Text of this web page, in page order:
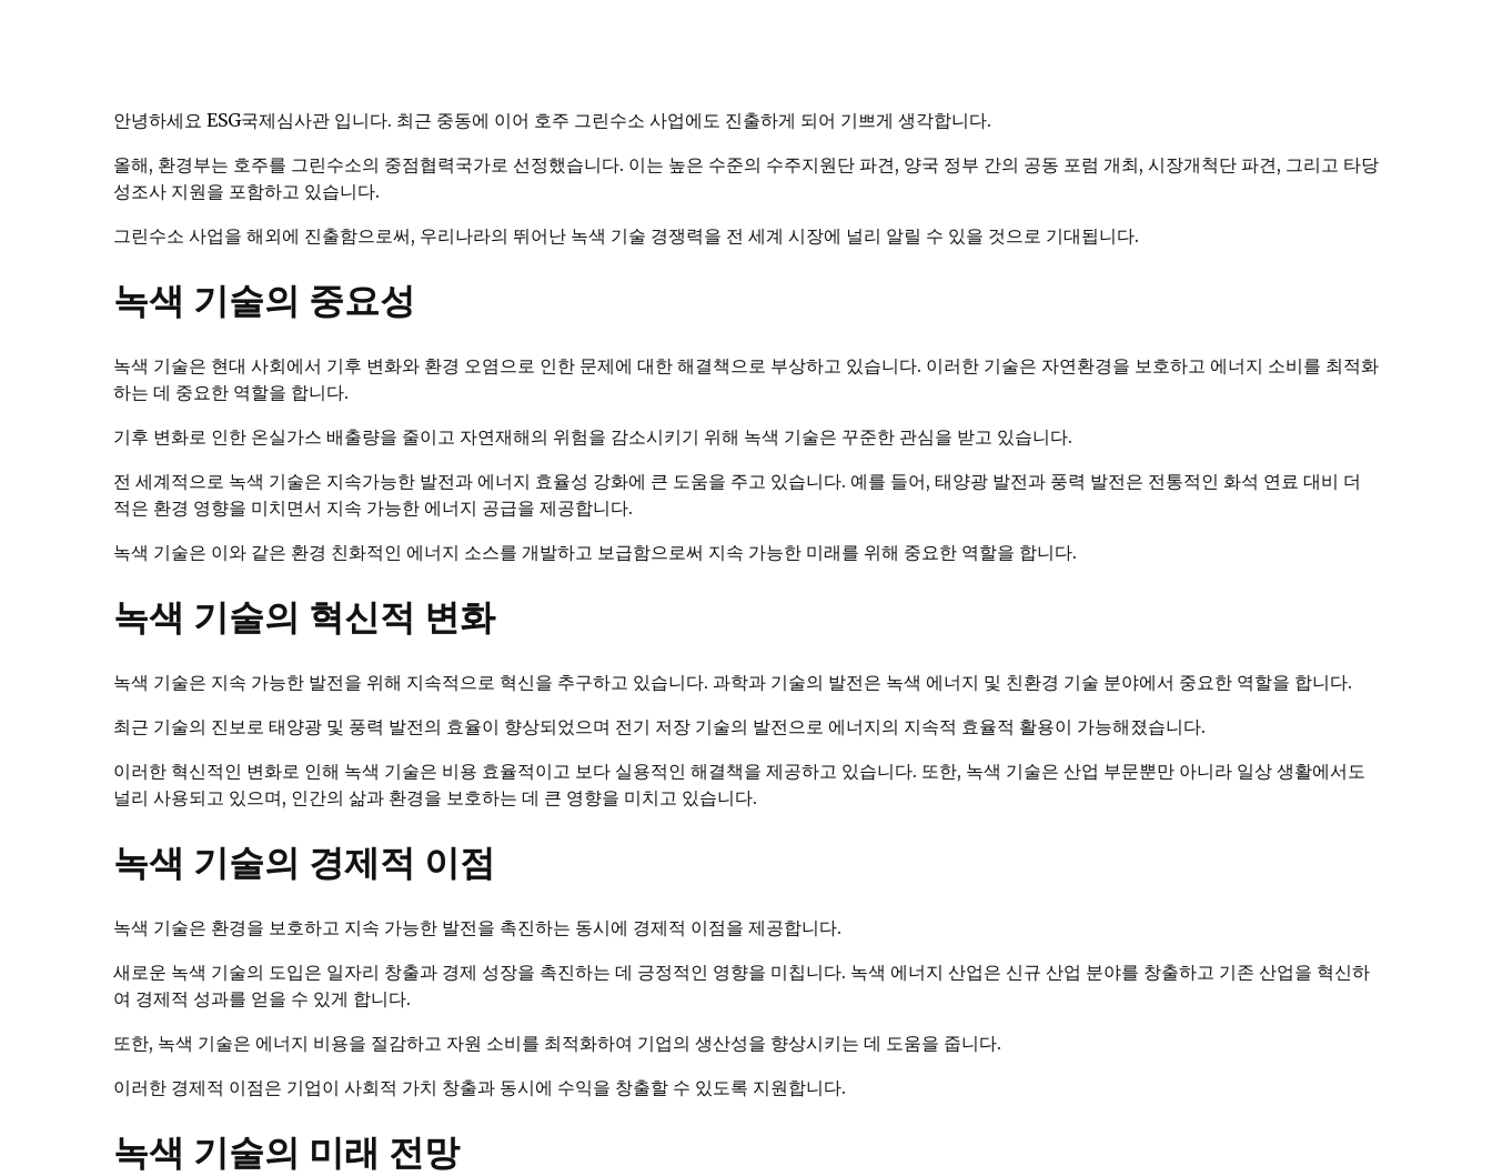
안녕하세요 ESG국제심사관 입니다. 최근 중동에 이어 호주 그린수소 사업에도 진출하게 되어 기쁘게 생각합니다.
올해, 환경부는 호주를 그린수소의 중점협력국가로 선정했습니다. 이는 높은 수준의 수주지원단 파견, 양국 정부 간의 공동 포럼 개최, 시장개척단 파견, 그리고 타당
성조사 지원을 포함하고 있습니다.
그린수소 사업을 해외에 진출함으로써, 우리나라의 뛰어난 녹색 기술 경쟁력을 전 세계 시장에 널리 알릴 수 있을 것으로 기대됩니다.
녹색 기술의 중요성
녹색 기술은 현대 사회에서 기후 변화와 환경 오염으로 인한 문제에 대한 해결책으로 부상하고 있습니다. 이러한 기술은 자연환경을 보호하고 에너지 소비를 최적화
하는 데 중요한 역할을 합니다.
기후 변화로 인한 온실가스 배출량을 줄이고 자연재해의 위험을 감소시키기 위해 녹색 기술은 꾸준한 관심을 받고 있습니다.
전 세계적으로 녹색 기술은 지속가능한 발전과 에너지 효율성 강화에 큰 도움을 주고 있습니다. 예를 들어, 태양광 발전과 풍력 발전은 전통적인 화석 연료 대비 더
적은 환경 영향을 미치면서 지속 가능한 에너지 공급을 제공합니다.
녹색 기술은 이와 같은 환경 친화적인 에너지 소스를 개발하고 보급함으로써 지속 가능한 미래를 위해 중요한 역할을 합니다.
녹색 기술의 혁신적 변화
녹색 기술은 지속 가능한 발전을 위해 지속적으로 혁신을 추구하고 있습니다. 과학과 기술의 발전은 녹색 에너지 및 친환경 기술 분야에서 중요한 역할을 합니다.
최근 기술의 진보로 태양광 및 풍력 발전의 효율이 향상되었으며 전기 저장 기술의 발전으로 에너지의 지속적 효율적 활용이 가능해졌습니다.
이러한 혁신적인 변화로 인해 녹색 기술은 비용 효율적이고 보다 실용적인 해결책을 제공하고 있습니다. 또한, 녹색 기술은 산업 부문뿐만 아니라 일상 생활에서도
널리 사용되고 있으며, 인간의 삶과 환경을 보호하는 데 큰 영향을 미치고 있습니다.
녹색 기술의 경제적 이점
녹색 기술은 환경을 보호하고 지속 가능한 발전을 촉진하는 동시에 경제적 이점을 제공합니다.
새로운 녹색 기술의 도입은 일자리 창출과 경제 성장을 촉진하는 데 긍정적인 영향을 미칩니다. 녹색 에너지 산업은 신규 산업 분야를 창출하고 기존 산업을 혁신하
여 경제적 성과를 얻을 수 있게 합니다.
또한, 녹색 기술은 에너지 비용을 절감하고 자원 소비를 최적화하여 기업의 생산성을 향상시키는 데 도움을 줍니다.
이러한 경제적 이점은 기업이 사회적 가치 창출과 동시에 수익을 창출할 수 있도록 지원합니다.
녹색 기술의 미래 전망